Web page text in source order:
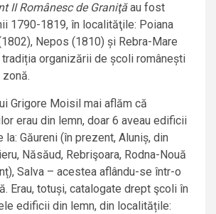
II Românesc de Graniţăau fost
1790-1819, în localităţile: Poiana
Nepos (1810) și Rebra-Mare
tradiția organizării de școli românești
Grigore Moisil mai aflăm că
erau din lemn, doar 6 aveau edificii
la: Găureni (în prezent, Aluniș, din
Năsăud, Rebrişoara, Rodna-Nouă
Salva – acestea aflându-se într-o
Erau, totuși, catalogate drept şcoli în
edificii din lemn, din localitățile: